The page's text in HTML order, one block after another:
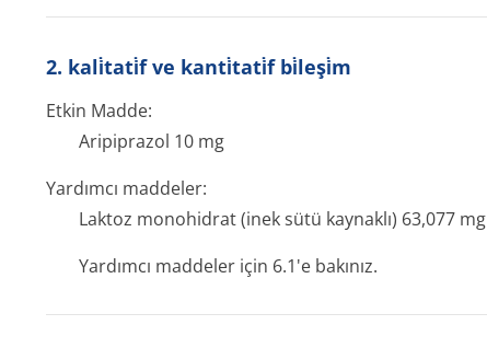
2. kali̇tati̇f ve kanti̇tati̇f bi̇leşi̇m
Etkin Madde:
Aripiprazol 10 mg
Yardımcı maddeler:
Laktoz monohidrat (inek sütü kaynaklı) 63,077 mg
Yardımcı maddeler için 6.1'e bakınız.